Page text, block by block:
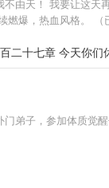
不由天！ 我要让这天
燃爆，热血风格。 （
二十七章 今天你们
门弟子，参加体质觉